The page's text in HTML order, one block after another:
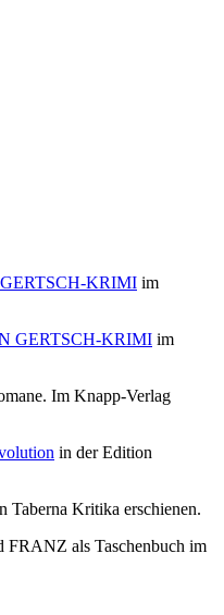
KRIMI im
GERTSCH-KRIMI im
Im Knapp-Verlag
in der Edition
Taberna Kritika erschienen.
als Taschenbuch im